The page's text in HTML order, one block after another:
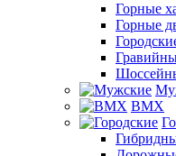
Горные
Горные
BMX